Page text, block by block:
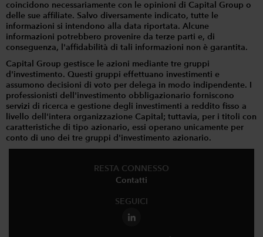
coincidono necessariamente con le opinioni di Capital Group o
delle sue affiliate. Salvo diversamente indicato, tutte le
informazioni si intendono alla data riportata. Alcune
informazioni potrebbero provenire da terze parti e, di
conseguenza, l'affidabilità di tali informazioni non è garantita.
Capital Group gestisce le azioni mediante tre gruppi
d'investimento. Questi gruppi effettuano investimenti e
assumono decisioni di voto per delega in modo indipendente. I
professionisti dell'investimento obbligazionario forniscono
servizi di ricerca e gestione degli investimenti a reddito fisso a
livello dell'intera organizzazione Capital; tuttavia, per i titoli con
caratteristiche di tipo azionario, essi operano unicamente per
conto di uno dei tre gruppi d'investimento azionario.
RESTA CONNESSO
Contatti
SEGUICI